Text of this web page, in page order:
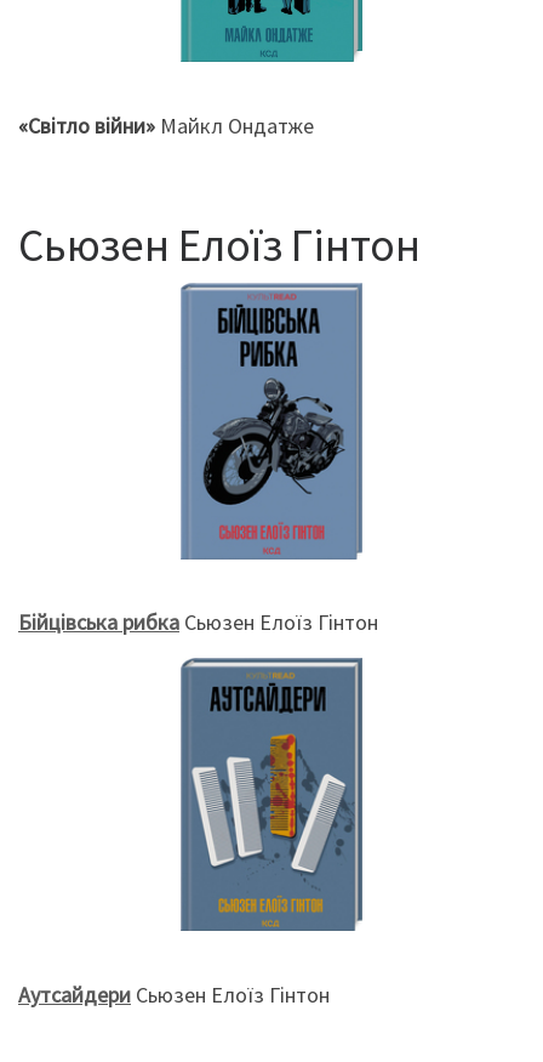
«Світло війни» Майкл Ондатже
Сьюзен Елоїз Гінтон
Бійцівська рибка Сьюзен Елоїз Гінтон
Аутсайдери Сьюзен Елоїз Гінтон